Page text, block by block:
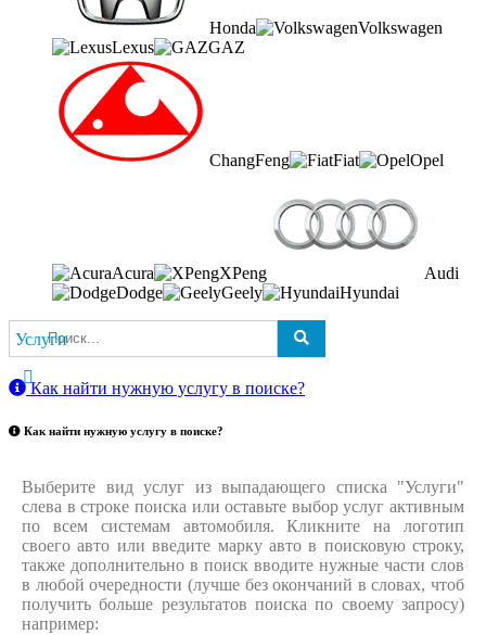
Honda
Volkswagen
Lexus
GAZ
ChangFeng Fiat Opel
Acura XPeng
Audi
Dodge
Geely Hyundai
Услуги
Как найти нужную услугу в поиске?
Как найти нужную услугу в поиске?
Выберите вид услуг из выпадающего списка "Услуги"
слева в строке поиска или оставьте выбор услуг активным
по всем системам автомобиля. Кликните на логотип
своего авто или введите марку авто в поисковую строку,
также дополнительно в поиск вводите нужные части слов
в любой очередности (лучше без окончаний в словах, чтоб
получить больше результатов поиска по своему запросу)
например: